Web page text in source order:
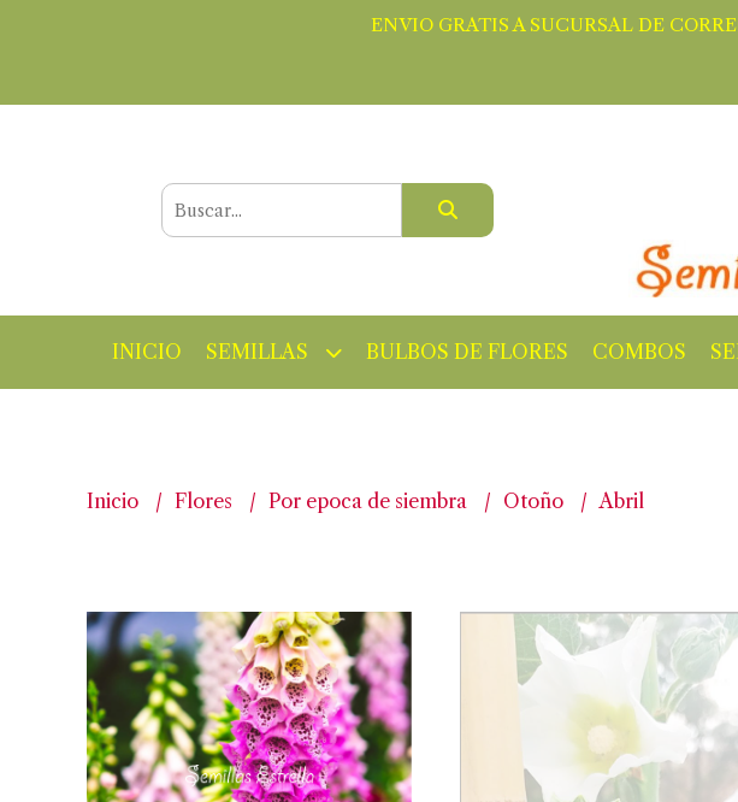
ENVIO GRATIS A SUCURSAL DE
INICIO SEMILLAS BULBOS DE FLORES COMBOS
Inicio Flores Por epoca de siembra Otoño Abril